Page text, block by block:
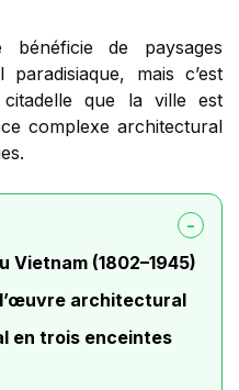
de paysages
mais c’est
que la ville est
complexe architectural
Vietnam (1802–1945)
architectural
en trois enceintes